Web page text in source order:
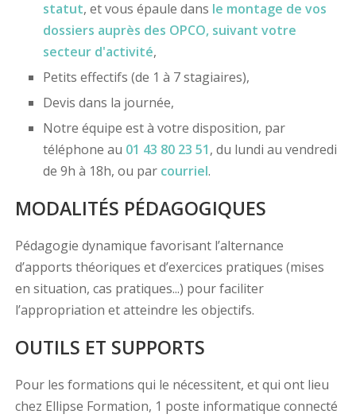
statut, et vous épaule dans le montage de vos
dossiers auprès des OPCO, suivant votre
secteur d'activité,
Petits effectifs (de 1 à 7 stagiaires),
Devis dans la journée,
Notre équipe est à votre disposition, par
téléphone au 01 43 80 23 51, du lundi au vendredi
de 9h à 18h, ou par courriel.
MODALITÉS PÉDAGOGIQUES
Pédagogie dynamique favorisant l’alternance
d’apports théoriques et d’exercices pratiques (mises
en situation, cas pratiques...) pour faciliter
l’appropriation et atteindre les objectifs.
OUTILS ET SUPPORTS
Pour les formations qui le nécessitent, et qui ont lieu
chez Ellipse Formation, 1 poste informatique connecté